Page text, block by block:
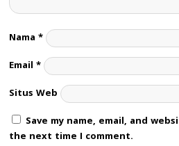
Nama *
Email *
Situs Web
Save my name, email, and
the next time I comment.